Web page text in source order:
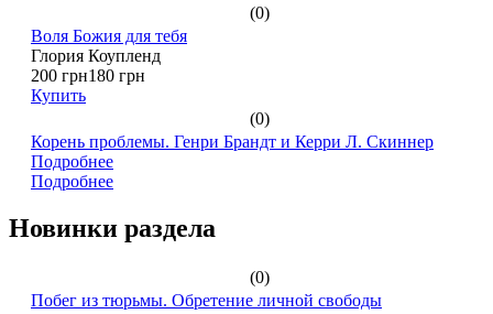
(0)
Воля Божия для тебя
Глория Коупленд
200 грн180 грн
Купить
(0)
Корень проблемы. Генри Брандт и Керри Л. Скиннер
Подробнее
Подробнее
Новинки раздела
(0)
Побег из тюрьмы. Обретение личной свободы